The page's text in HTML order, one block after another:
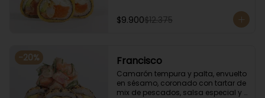
$9.900$12.375
-20% Francisco
Camarón tempura y palta, envuelto
en sésamo, coronado con tartar de
mix de pescados, salsa especial y